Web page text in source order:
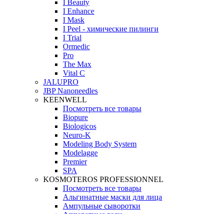
I Beauty
I Enhance
I Mask
I Peel - химические пилинги
I Trial
Ormedic
Pro
The Max
Vital C
JALUPRO
JBP Nanoneedles
KEENWELL
Посмотреть все товары
Biopure
Biologicos
Neuro‑K
Modeling Body System
Modelagge
Premier
SPA
KOSMOTEROS PROFESSIONNEL
Посмотреть все товары
Альгинатные маски для лица
Ампульные сыворотки